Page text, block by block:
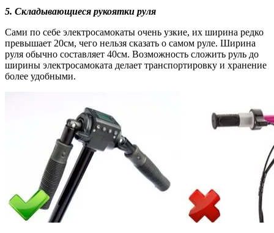
5. Складывающиеся рукоятки руля
Сами по себе электросамокаты очень узкие, их ширина редко
превышает 20см, чего нельзя сказать о самом руле. Ширина
руля обычно составляет 40см. Возможность сложить руль до
ширины электросамоката делает транспортировку и хранение
более удобными.